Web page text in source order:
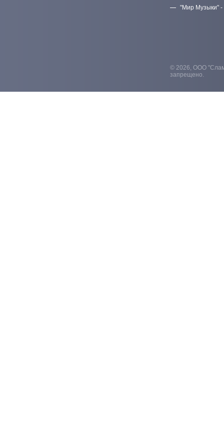
"Мир Музыки" -
© 2026, ООО
запрещено.